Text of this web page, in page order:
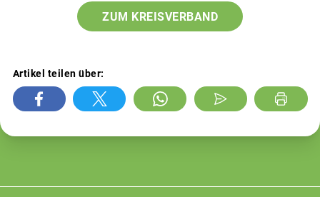
ZUM KREISVERBAND
Artikel teilen über: